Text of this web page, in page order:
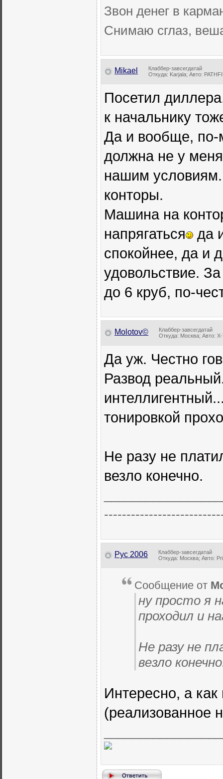
Звон денег в
Снимаю сглаз,
Mikael
Клаббер-завсегдатай
Откуда: Karjala; Авто:
Посетил
к начальнику
Да и вообще, по-
должна не у меня
нашим условиям.
конторы.
Машина на
напрягаться
да
спокойнее, да и
удовольствие.
до 6 круб, по-
Molotov©
Клаббер-завсегдатай
Откуда: Москва; Авто:
Да уж. Честно
Развод
тонировкой
Не разу не
везло конечно.
Рус 2006
Клаббер-завсегдатай
Откуда: Москва; Авто:
Сообщение от
ну просто я
проходил и
Не разу не
везло
Интересно, а как
(реализованное